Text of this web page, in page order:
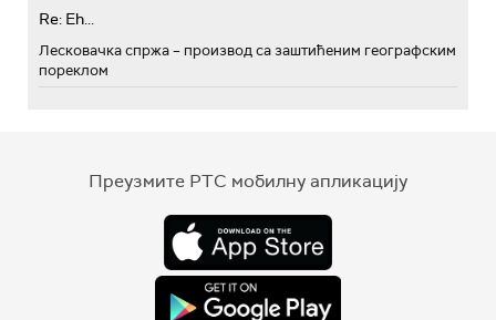
Re: Eh...
Лесковачка спржа – производ са заштићеним географским
пореклом
Преузмите РТС мобилну апликацију